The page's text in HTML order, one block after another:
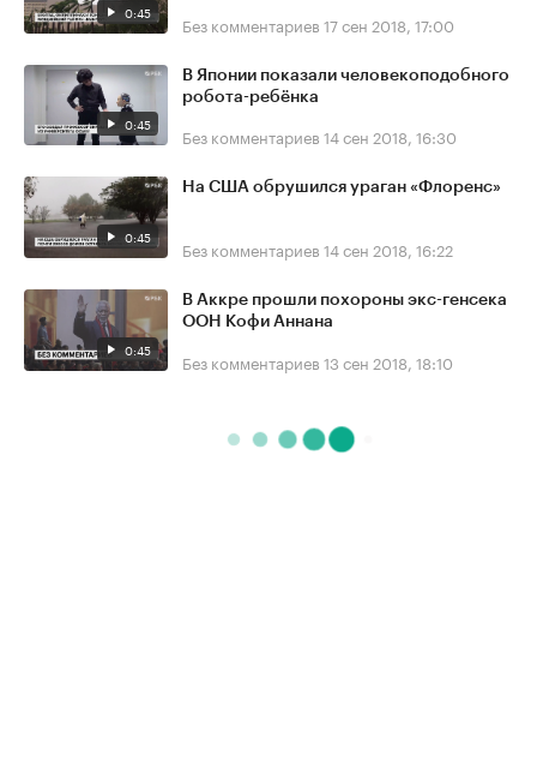
0:45 Без комментариев 17 сен 2018, 17:00
0:45
В Японии показали человекоподобного
робота-ребёнка
Без комментариев 14 сен 2018, 16:30
0:45
На США обрушился ураган «Флоренс»
Без комментариев 14 сен 2018, 16:22
0:45
В Аккре прошли похороны экс-генсека
ООН Кофи Аннана
Без комментариев 13 сен 2018, 18:10